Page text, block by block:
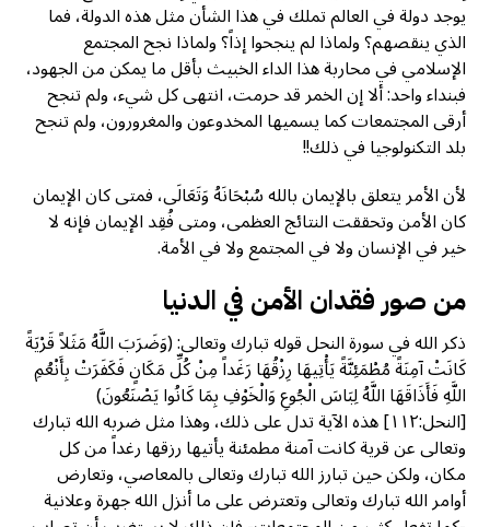
يوجد دولة في العالم تملك في هذا الشأن مثل هذه الدولة، فما
الذي ينقصهم؟ ولماذا لم ينجحوا إذاً؟ ولماذا نجح المجتمع
الإسلامي في محاربة هذا الداء الخبيث بأقل ما يمكن من الجهود،
فبنداء واحد: ألا إن الخمر قد حرمت، انتهى كل شيء، ولم تنجح
أرقى المجتمعات كما يسميها المخدوعون والمغرورون، ولم تنجح
بلد التكنولوجيا في ذلك!!
لأن الأمر يتعلق بالإيمان بالله سُبْحَانَهُ وَتَعَالَى، فمتى كان الإيمان
كان الأمن وتحققت النتائج العظمى، ومتى فُقِد الإيمان فإنه لا
خير في الإنسان ولا في المجتمع ولا في الأمة.
من صور فقدان الأمن في الدنيا
ذكر الله في سورة النحل قوله تبارك وتعالى: (وَضَرَبَ اللَّهُ مَثَلاً قَرْيَةً
كَانَتْ آمِنَةً مُطْمَئِنَّةً يَأْتِيهَا رِزْقُهَا رَغَداً مِنْ كُلِّ مَكَانٍ فَكَفَرَتْ بِأَنْعُمِ
اللَّهِ فَأَذَاقَهَا اللَّهُ لِبَاسَ الْجُوعِ وَالْخَوْفِ بِمَا كَانُوا يَصْنَعُونَ)
[النحل:١١٢] هذه الآية تدل على ذلك، وهذا مثل ضربه الله تبارك
وتعالى عن قرية كانت آمنة مطمئنة يأتيها رزقها رغداً من كل
مكان، ولكن حين تبارز الله تبارك وتعالى بالمعاصي، وتعارض
أوامر الله تبارك وتعالى وتعترض على ما أنزل الله جهرة وعلانية